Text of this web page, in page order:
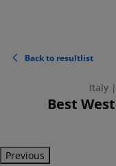
Back to resultlist
Italy
Best
Previous